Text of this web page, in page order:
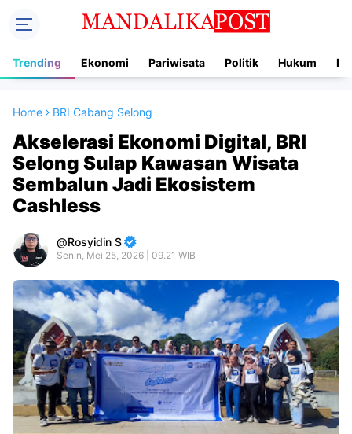
Trending Ekonomi Pariwisata Politik Hukum
Home BRI Cabang Selong
Akselerasi Ekonomi Digital, BRI
Selong Sulap Kawasan Wisata
Sembalun Jadi Ekosistem
Cashless
Rosyidin S
Senin, Mei 25, 2026 | 09.21 WIB